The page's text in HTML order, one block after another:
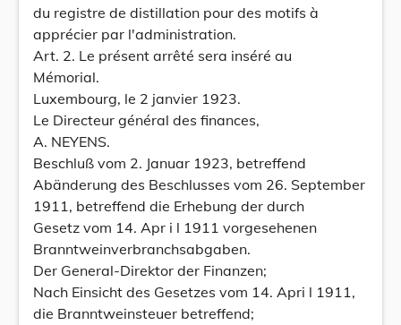
du registre de distillation pour des motifs à
apprécier par l'administration.
Art. 2. Le présent arrêté sera inséré au
Mémorial.
Luxembourg, le 2 janvier 1923.
Le Directeur général des finances,
A. NEYENS.
Beschluß vom 2. Januar 1923, betreffend
Abänderung des Beschlusses vom 26. September
1911, betreffend die Erhebung der durch
Gesetz vom 14. Apr i l 1911 vorgesehenen
Branntweinverbranchsabgaben.
Der General-Direktor der Finanzen;
Nach Einsicht des Gesetzes vom 14. Apri l 1911,
die Branntweinsteuer betreffend;